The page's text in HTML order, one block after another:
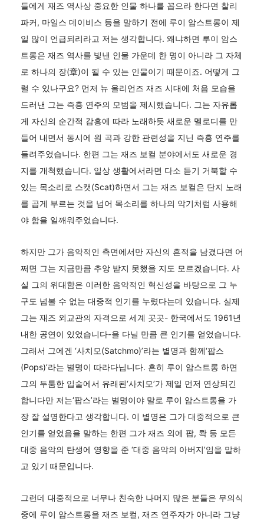
들에게 재즈 역사상 중요한 인물 하나를 꼽으라 한다면 찰리
파커, 마일스 데이비스 등을 말하기 전에 루이 암스트롱이 제
일 많이 언급되리라고 저는 생각합니다. 왜냐하면 루이 암스
트롱은 재즈 역사를 빛낸 인물 가운데 한 명이 아니라 그 자체
로 하나의 장(章)이 될 수 있는 인물이기 때문이죠. 어떻게 그
럴 수 있나구요? 먼저 뉴 올리언즈 재즈 시대에 처음 모습을
드러낸 그는 즉흥 연주의 모범을 제시했습니다. 그는 자유롭
게 자신의 순간적 감흥에 따라 노래하듯 새로운 멜로디를 만
들어 내면서 동시에 원 곡과 강한 관련성을 지닌 즉흥 연주를
들려주었습니다. 한편 그는 재즈 보컬 분야에서도 새로운 경
지를 개척했습니다. 일상 생활에서라면 다소 듣기 거북할 수
있는 목소리로 스캣(Scat)하면서 그는 재즈 보컬은 단지 노래
를 곱게 부르는 것을 넘어 목소리를 하나의 악기처럼 사용해
야 함을 일깨워주었습니다.
하지만 그가 음악적인 측면에서만 자신의 흔적을 남겼다면 어
쩌면 그는 지금만큼 추앙 받지 못했을 지도 모르겠습니다. 사
실 그의 위대함은 이러한 음악적인 혁신성을 바탕으로 그 누
구도 넘볼 수 없는 대중적 인기를 누렸다는데 있습니다. 실제
그는 재즈 외교관의 자격으로 세계 곳곳- 한국에서도 1961년
내한 공연이 있었습니다-을 다닐 만큼 큰 인기를 얻었습니다.
그래서 그에겐 ‘사치모(Satchmo)’라는 별명과 함께‘팝스
(Pops)’라는 별명이 따라다닙니다. 흔히 루이 암스트롱 하면
그의 두툼한 입술에서 유래된‘사치모’가 제일 먼저 연상되긴
합니다만 저는‘팝스’라는 별명이야 말로 루이 암스트롱을 가
장 잘 설명한다고 생각합니다. 이 별명은 그가 대중적으로 큰
인기를 얻었음을 말하는 한편 그가 재즈 외에 팝, 롹 등 모든
대중 음악의 탄생에 영향을 준 ‘대중 음악의 아버지’임을 말하
고 있기 때문입니다.
그런데 대중적으로 너무나 친숙한 나머지 많은 분들은 무의식
중에 루이 암스트롱을 재즈 보컬, 재즈 연주자가 아니라 그냥